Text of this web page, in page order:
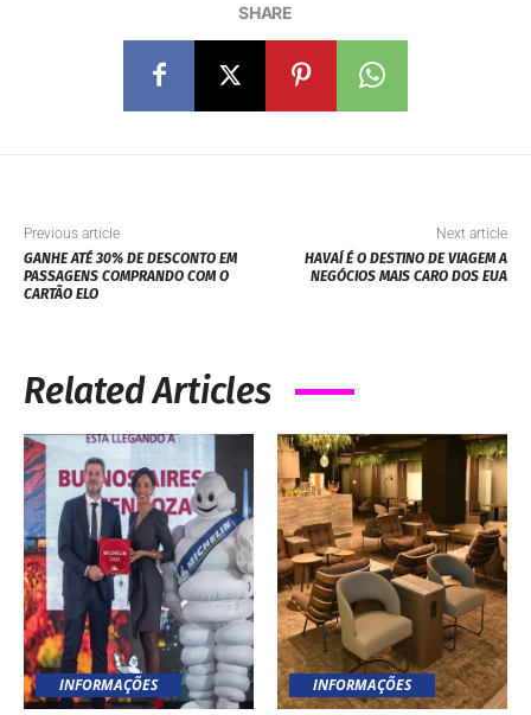
SHARE
Previous article
GANHE ATÉ 30% DE DESCONTO EM
PASSAGENS COMPRANDO COM O
CARTÃO ELO
Next article
HAVAÍ É O DESTINO DE VIAGEM A
NEGÓCIOS MAIS CARO DOS EUA
Related Articles
INFORMAÇÕES INFORMAÇÕES